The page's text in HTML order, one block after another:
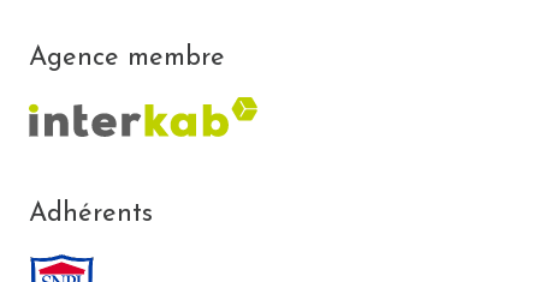
Agence membre
Adhérents